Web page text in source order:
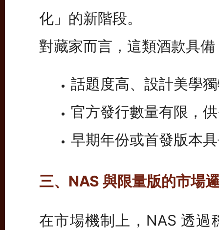
化」的新階段。
對藏家而言，這類酒款具備
話題度高、設計美學
官方發行數量有限，
早期年份或首發版本
三、NAS 與限量版的市場
在市場機制上，NAS 透過